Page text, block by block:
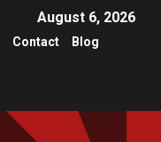
August 6, 2026
Contact Blog